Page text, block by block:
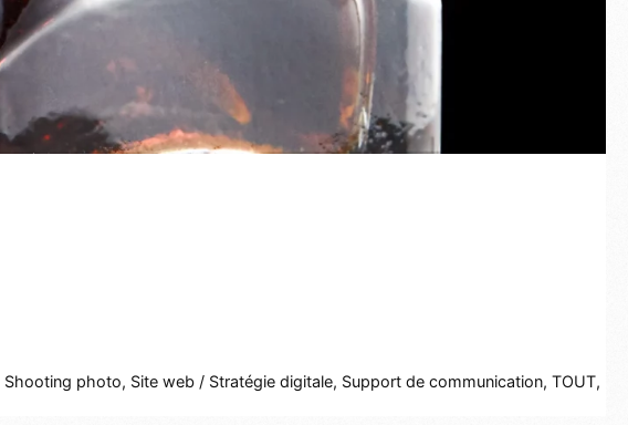
Shooting photo, Site web / Stratégie digitale, Support de communication, TOUT,